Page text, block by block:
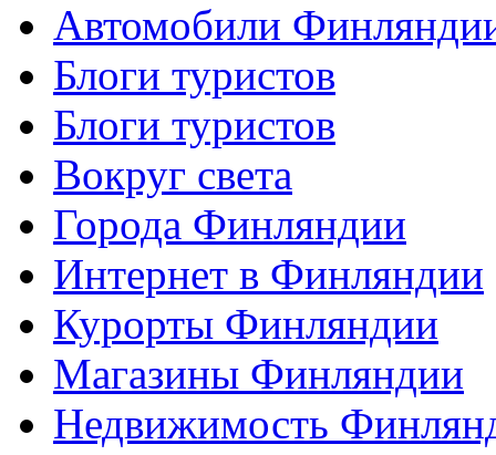
Автомобили
Блоги туристов
Блоги туристов
Вокруг света
Города Финляндии
Интернет в Финляндии
Курорты Финляндии
Магазины Финляндии
Недвижимость